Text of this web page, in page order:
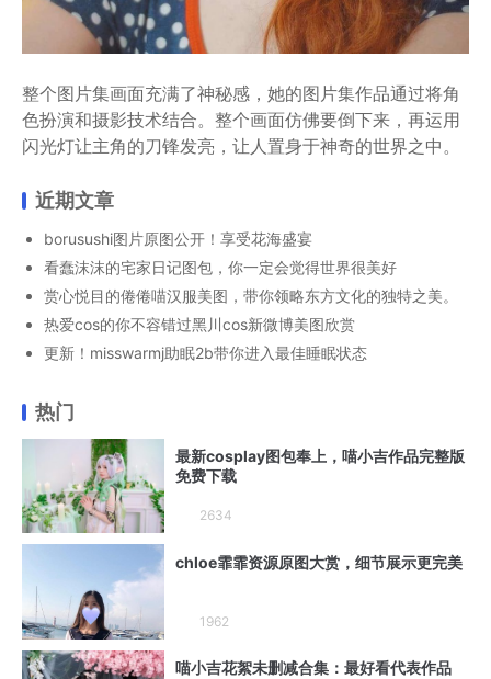
整个图片集画面充满了神秘感，她的图片集作品通过将角
色扮演和摄影技术结合。整个画面仿佛要倒下来，再运用
闪光灯让主角的刀锋发亮，让人置身于神奇的世界之中。
近期文章
borusushi图片原图公开！享受花海盛宴
看蠢沫沫的宅家日记图包，你一定会觉得世界很美好
赏心悦目的倦倦喵汉服美图，带你领略东方文化的独特之美。
热爱cos的你不容错过黑川cos新微博美图欣赏
更新！misswarmj助眠2b带你进入最佳睡眠状态
热门
最新cosplay图包奉上，喵小吉作品完整版
免费下载
2634
chloe霏霏资源原图大赏，细节展示更完美
1962
喵小吉花絮未删减合集：最好看代表作品